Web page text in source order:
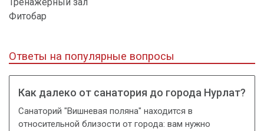
Фитобар
Ответы на популярные вопросы
Как далеко от санатория до города Нурлат?
Санаторий "Вишневая поляна" находится в
относительной близости от города: вам нужно